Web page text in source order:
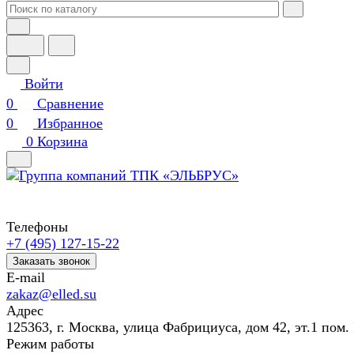
Войти
0
Сравнение
0
Избранное
0 Корзина
Телефоны
+7 (495) 127-15-22
Заказать звонок
E-mail
zakaz@elled.su
Адрес
125363, г. Москва, улица Фабрициуса, дом 42, эт.1
Режим работы